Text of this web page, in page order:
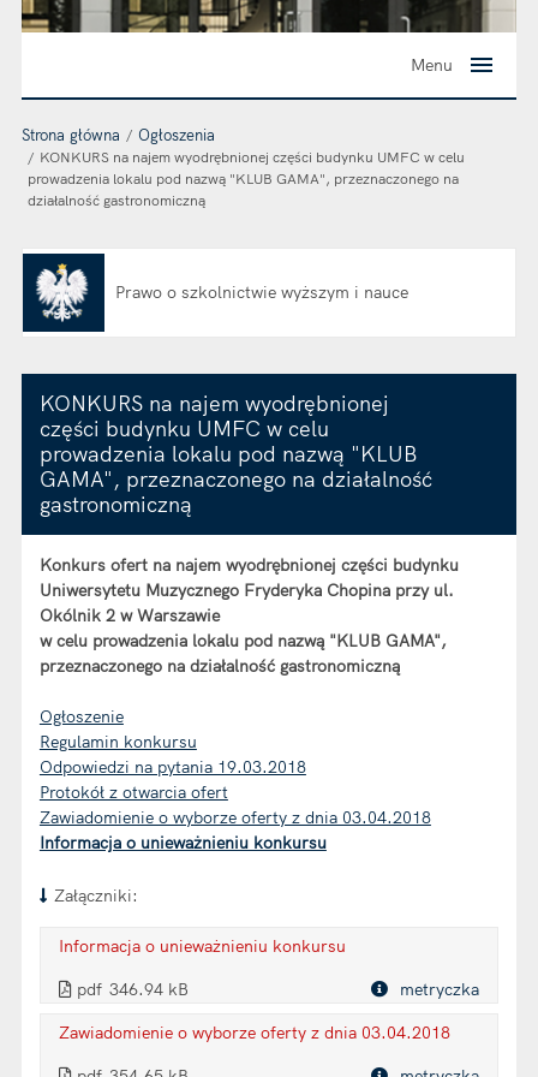
Menu
Strona główna Ogłoszenia
KONKURS na najem wyodrębnionej części budynku UMFC w celu
prowadzenia lokalu pod nazwą "KLUB GAMA", przeznaczonego na
działalność gastronomiczną
Prawo o szkolnictwie wyższym i nauce
KONKURS na najem wyodrębnionej
części budynku UMFC w celu
prowadzenia lokalu pod nazwą "KLUB
GAMA", przeznaczonego na działalność
gastronomiczną
Konkurs ofert na najem wyodrębnionej części budynku
Uniwersytetu Muzycznego Fryderyka Chopina przy ul.
Okólnik 2 w Warszawie
w celu prowadzenia lokalu pod nazwą "KLUB GAMA",
przeznaczonego na działalność gastronomiczną
Ogłoszenie
Regulamin konkursu
Odpowiedzi na pytania 19.03.2018
Protokół z otwarcia ofert
Zawiadomienie o wyborze oferty z dnia 03.04.2018
Informacja o unieważnieniu konkursu
Załączniki:
Informacja o unieważnieniu konkursu
pdf 346.94 kB
metryczka
Zawiadomienie o wyborze oferty z dnia 03.04.2018